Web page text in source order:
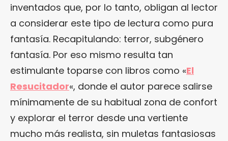
inventados que, por lo tanto, obligan al lector
a considerar este tipo de lectura como pura
fantasía. Recapitulando: terror, subgénero
fantasía. Por eso mismo resulta tan
estimulante toparse con libros como «El
Resucitador«, donde el autor parece salirse
mínimamente de su habitual zona de confort
y explorar el terror desde una vertiente
mucho más realista, sin muletas fantasiosas